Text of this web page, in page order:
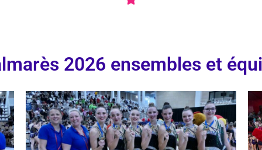
2026 ensembles et